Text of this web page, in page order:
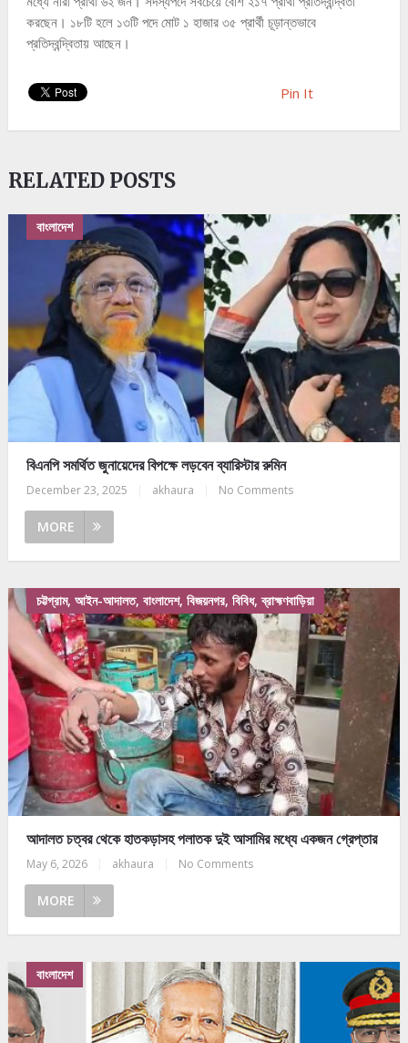
করছেন। ১৮টি হলে ১৩টি পদে মোট ১ হাজার ৩৫ প্রার্থী চূড়ান্তভাবে
প্রতিদ্বন্দ্বিতায় আছেন।
Pin It
RELATED POSTS
বাংলাদেশ
বিএনপি সমর্থিত জুনায়েদের বিপক্ষে লড়বেন ব্যারিস্টার রুমিন
December 23, 2025 akhaura No Comments
MORE
চট্টগ্রাম, আইন-আদালত, বাংলাদেশ, বিজয়নগর, বিবিধ, ব্রাহ্মণবাড়িয়া
আদালত চত্বর থেকে হাতকড়াসহ পলাতক দুই আসামির মধ্যে একজন গ্রেপ্তার
May 6, 2026 akhaura No Comments
MORE
বাংলাদেশ